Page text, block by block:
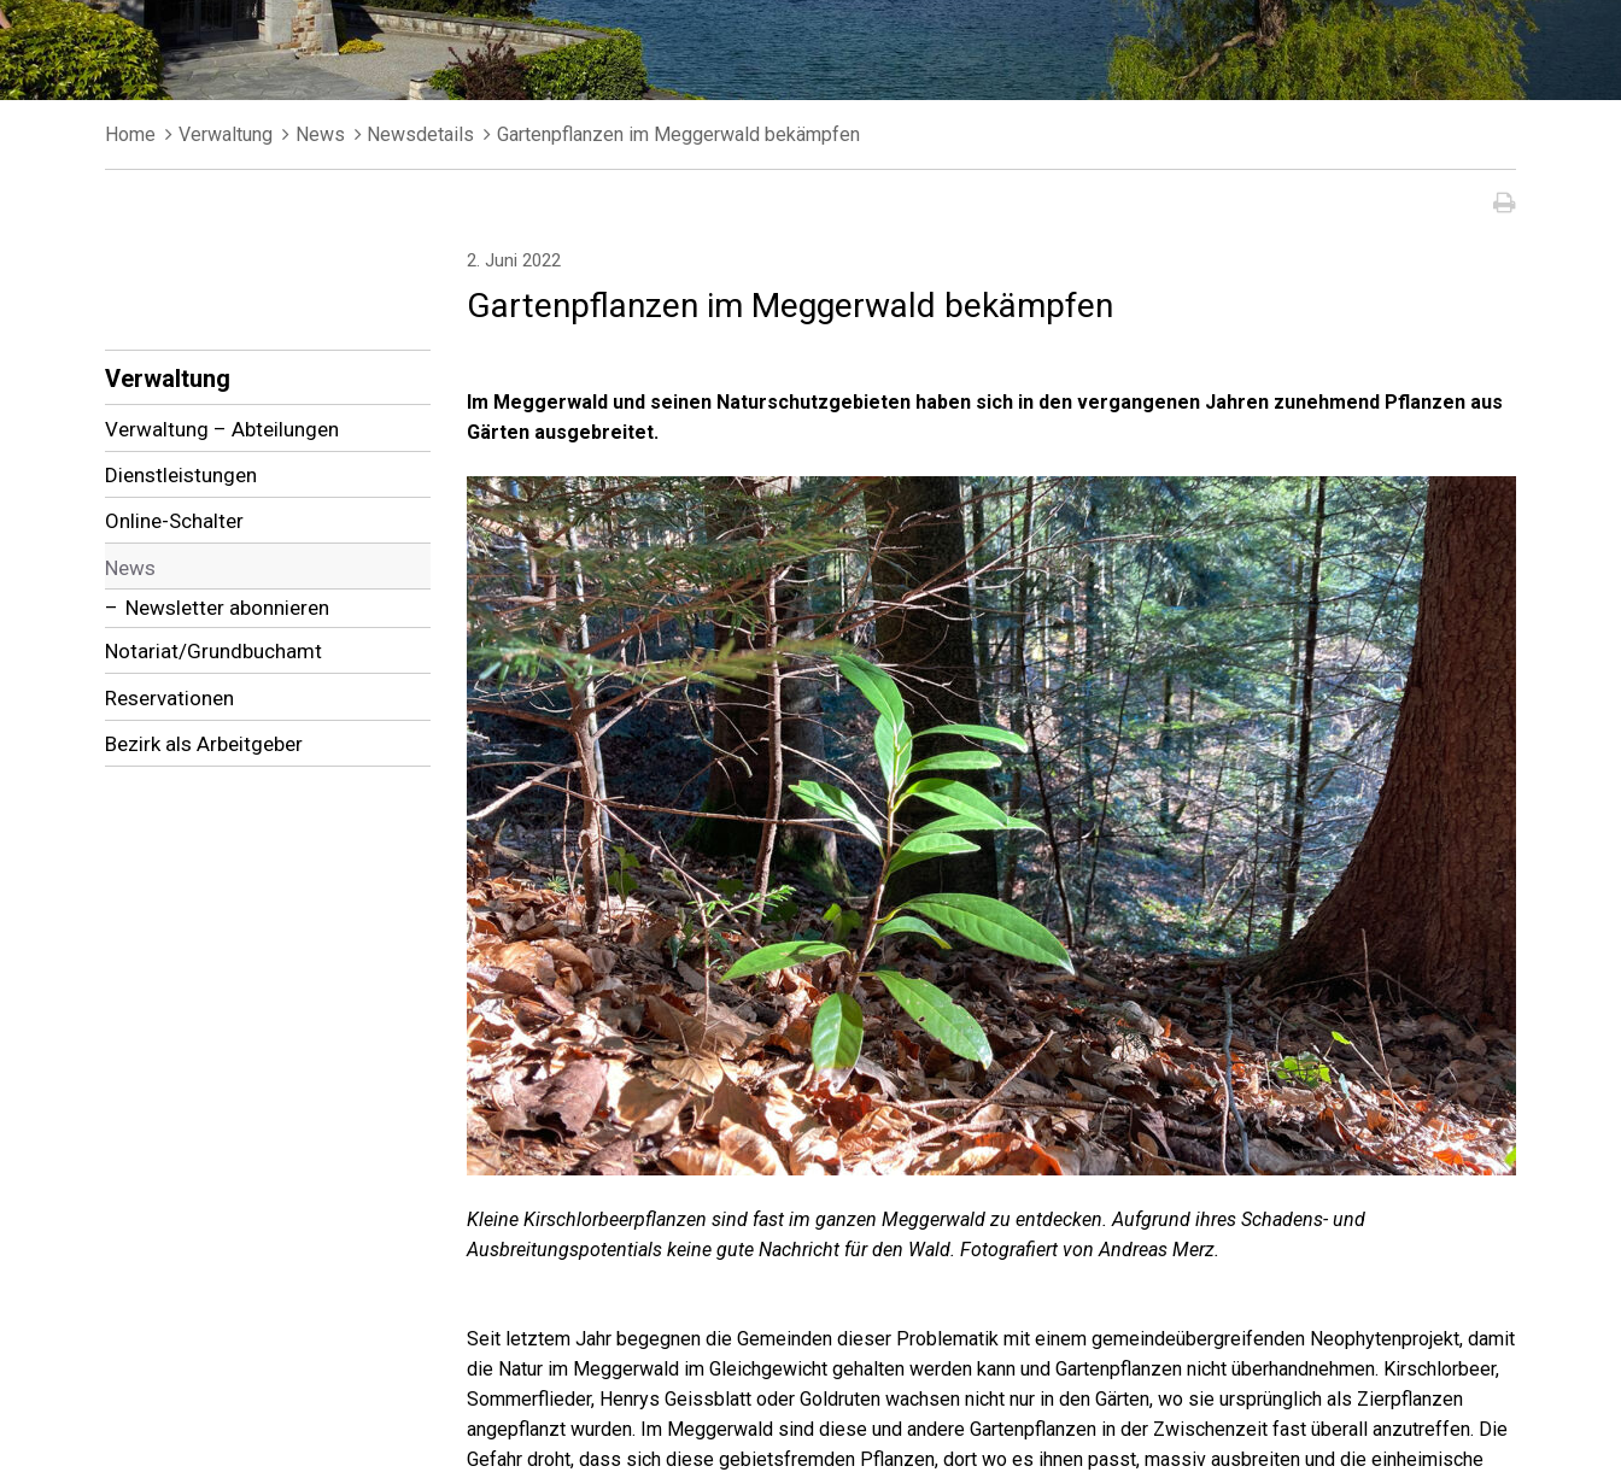
Breadcrumb
Home Verwaltung News Newsdetails Gartenpflanzen im Meggerwald bekämpfen
Subnavigation
Verwaltung
Verwaltung – Abteilungen
Dienstleistungen
Online-Schalter
News
Newsletter abonnieren
Notariat/Grundbuchamt
Reservationen
Bezirk als Arbeitgeber
Gartenpflanzen im Meggerwald bekämpfen
2. Juni 2022
Im Meggerwald und seinen Naturschutzgebieten haben sich in den vergangenen Jahren zunehmend Pflanzen aus
Gärten ausgebreitet.
Kleine Kirschlorbeerpflanzen sind fast im ganzen Meggerwald zu entdecken. Aufgrund ihres Schadens- und
Ausbreitungspotentials keine gute Nachricht für den Wald. Fotografiert von Andreas Merz.
Seit letztem Jahr begegnen die Gemeinden dieser Problematik mit einem gemeindeübergreifenden Neophytenprojekt, damit
die Natur im Meggerwald im Gleichgewicht gehalten werden kann und Gartenpflanzen nicht überhandnehmen. Kirschlorbeer,
Sommerflieder, Henrys Geissblatt oder Goldruten wachsen nicht nur in den Gärten, wo sie ursprünglich als Zierpflanzen
angepflanzt wurden. Im Meggerwald sind diese und andere Gartenpflanzen in der Zwischenzeit fast überall anzutreffen. Die
Gefahr droht, dass sich diese gebietsfremden Pflanzen, dort wo es ihnen passt, massiv ausbreiten und die einheimische